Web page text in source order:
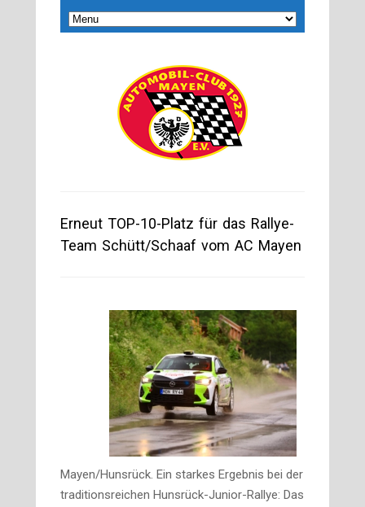
Erneut TOP-10-Platz für das Rallye-
Team Schütt/Schaaf vom AC Mayen
Mayen/Hunsrück. Ein starkes Ergebnis bei der
traditionsreichen Hunsrück-Junior-Rallye: Das